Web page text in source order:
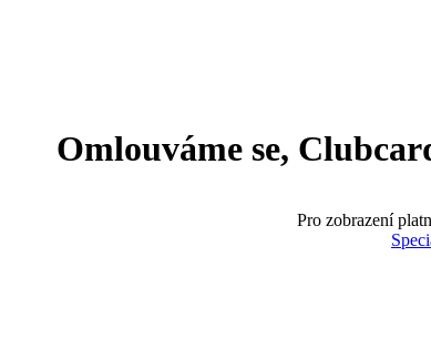
Omlouváme se,
Pro zobrazení